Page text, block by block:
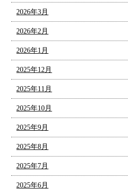
2026年3月
2026年2月
2026年1月
2025年12月
2025年11月
2025年10月
2025年9月
2025年8月
2025年7月
2025年6月